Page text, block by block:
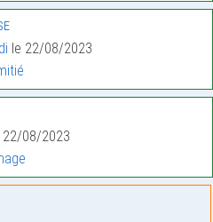
le 22/08/2023
22/08/2023